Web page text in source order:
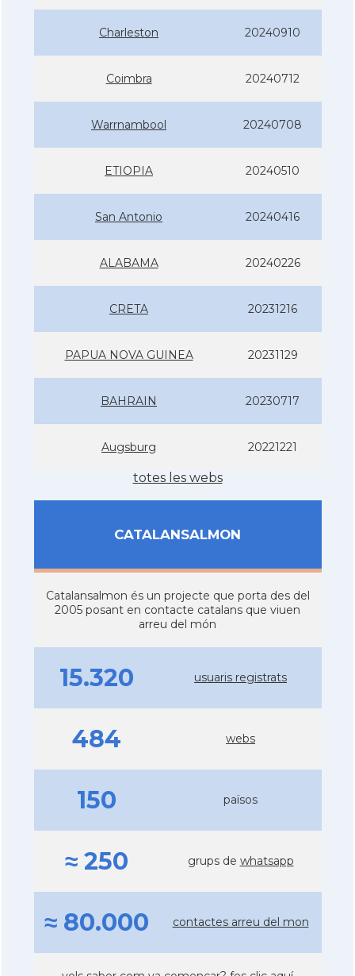
Charleston 20240910
Coimbra 20240712
Warrnambool 20240708
ETIOPIA 20240510
San Antonio 20240416
ALABAMA 20240226
CRETA 20231216
PAPUA NOVA GUINEA 20231129
BAHRAIN 20230717
Augsburg 20221221
totes les webs
CATALANSALMON
Catalansalmon és un projecte que porta des del
2005 posant en contacte catalans que viuen
arreu del món
15.320 usuaris registrats
484 webs
150 països
≈ 250 grups de whatsapp
≈ 80.000 contactes arreu del mon